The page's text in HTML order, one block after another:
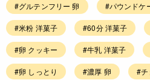
#グルテンフリー 卵 #パウンドケ
#米粉 洋菓子 #60分 洋菓子
#卵 クッキー #牛乳 洋菓子
#卵 しっとり #濃厚 卵 #チ